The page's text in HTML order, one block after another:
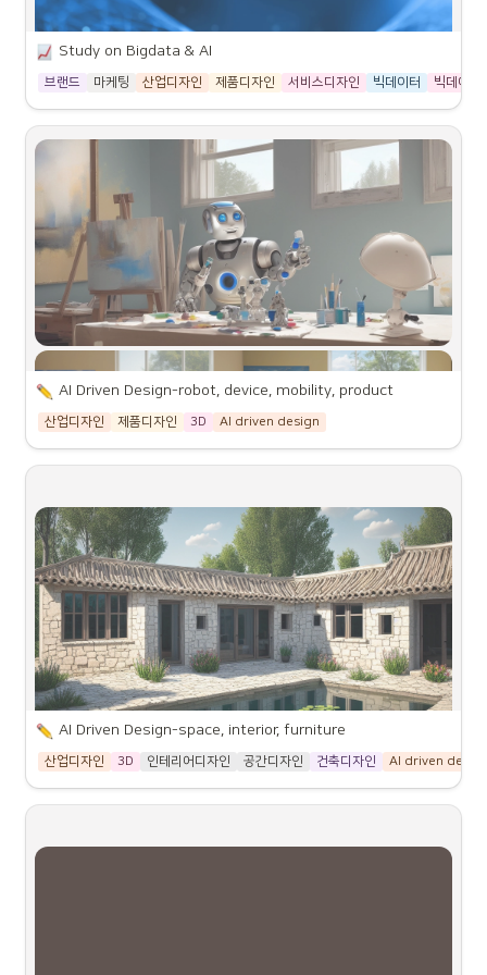
Study on Bigdata & AI
브랜드 마케팅 산업디자인 제품디자인 서비스디자인 빅데이터 빅데이터
AI Driven Design-robot, device, mobility, product
산업디자인 제품디자인 3D AI driven design
AI Driven Design-space, interior, furniture
산업디자인 3D 인테리어디자인 공간디자인 건축디자인 AI driven